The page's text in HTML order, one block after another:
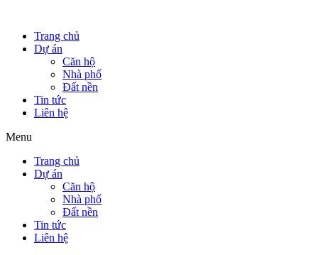
Trang chủ
Dự án
Căn hộ
Nhà phố
Đất nền
Tin tức
Liên hệ
Menu
Trang chủ
Dự án
Căn hộ
Nhà phố
Đất nền
Tin tức
Liên hệ